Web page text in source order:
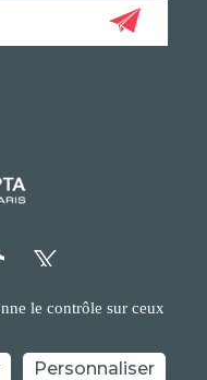
le contrôle sur ceux
Personnaliser